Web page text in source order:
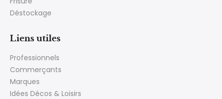
Déstockage
Liens utiles
Professionnels
Commerçants
Marques
Idées Décos & Loisirs